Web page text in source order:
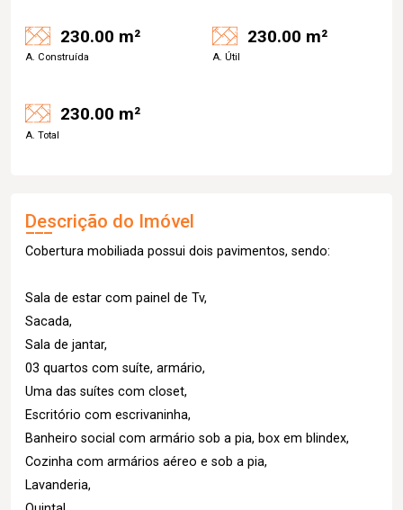
230.00 m²
A. Construída
230.00 m²
A. Útil
230.00 m²
A. Total
Descrição do Imóvel
Cobertura mobiliada possui dois pavimentos, sendo:
Sala de estar com painel de Tv,
Sacada,
Sala de jantar,
03 quartos com suíte, armário,
Uma das suítes com closet,
Escritório com escrivaninha,
Banheiro social com armário sob a pia, box em blindex,
Cozinha com armários aéreo e sob a pia,
Lavanderia,